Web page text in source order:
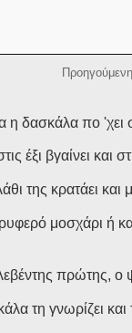
Προηγούμενη
η δασκάλα πο 'χει
έξι βγαίνει και
της κρατάει και
μοσχάρι ή
πρώτης, ο
τη γνωρίζει και